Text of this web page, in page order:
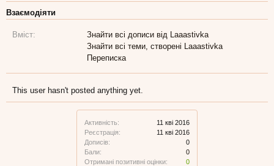
Активність:
11 кві 2016
Реєстрація:
11 кві 2016
Дописів:
0
Бали:
0
Отримані позитивні оцінки:
0
Взаємодіяти
Вміст:
Знайти всі дописи від Laaastivka
Знайти всі теми, створені Laaastivka
Переписка
This user hasn't posted anything yet.